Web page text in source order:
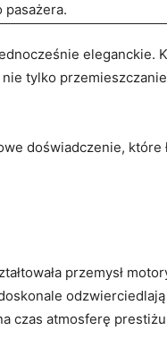
pasażera.
eleganckie.
tylko⁤
doświadczenie, ⁤które
⁣przemysł
​czas atmosferę